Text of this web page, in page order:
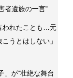
者遺族の一言”
われたことも…元
うとはしない」
」が“壮絶な舞台